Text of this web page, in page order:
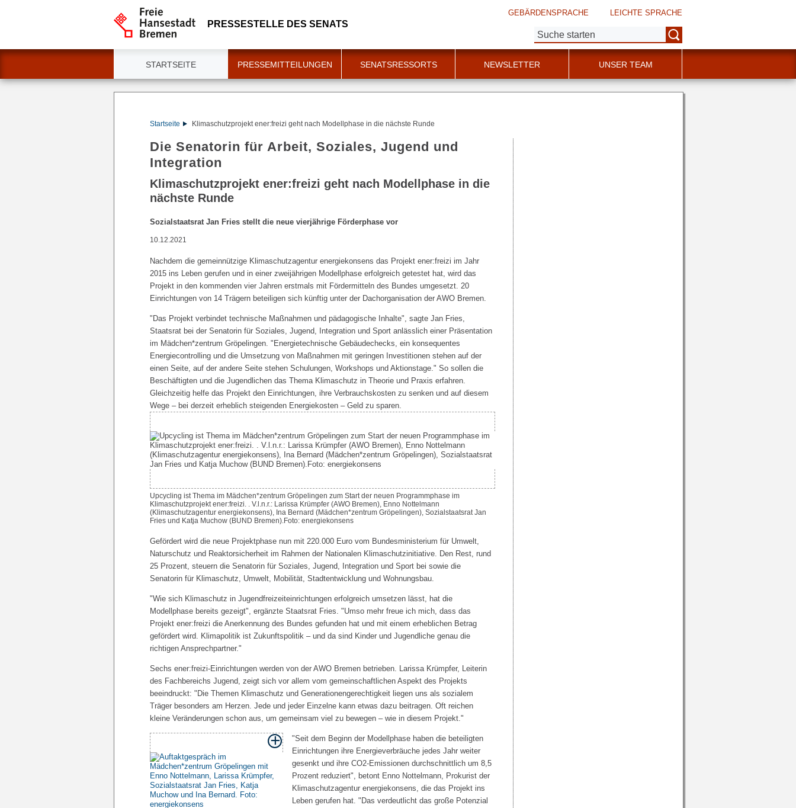
PRESSESTELLE DES SENATS
GEBÄRDENSPRACHE LEICHTE SPRACHE
Suche:
STARTSEITE PRESSEMITTEILUNGEN SENATSRESSORTS NEWSLETTER UNSER TEAM
Startseite Klimaschutzprojekt ener:freizi geht nach Modellphase in die nächste Runde
Die Senatorin für Arbeit, Soziales, Jugend und
Integration
Klimaschutzprojekt ener:freizi geht nach Modellphase in die
nächste Runde
Sozialstaatsrat Jan Fries stellt die neue vierjährige Förderphase vor
10.12.2021
Nachdem die gemeinnützige Klimaschutzagentur energiekonsens das Projekt ener:freizi im Jahr
2015 ins Leben gerufen und in einer zweijährigen Modellphase erfolgreich getestet hat, wird das
Projekt in den kommenden vier Jahren erstmals mit Fördermitteln des Bundes umgesetzt. 20
Einrichtungen von 14 Trägern beteiligen sich künftig unter der Dachorganisation der AWO Bremen.
"Das Projekt verbindet technische Maßnahmen und pädagogische Inhalte", sagte Jan Fries,
Staatsrat bei der Senatorin für Soziales, Jugend, Integration und Sport anlässlich einer Präsentation
im Mädchen*zentrum Gröpelingen. "Energietechnische Gebäudechecks, ein konsequentes
Energiecontrolling und die Umsetzung von Maßnahmen mit geringen Investitionen stehen auf der
einen Seite, auf der andere Seite stehen Schulungen, Workshops und Aktionstage." So sollen die
Beschäftigten und die Jugendlichen das Thema Klimaschutz in Theorie und Praxis erfahren.
Gleichzeitig helfe das Projekt den Einrichtungen, ihre Verbrauchskosten zu senken und auf diesem
Wege – bei derzeit erheblich steigenden Energiekosten – Geld zu sparen.
Upcycling ist Thema im Mädchen*zentrum Gröpelingen zum Start der neuen Programmphase im
Klimaschutzprojekt ener:freizi. . V.l.n.r.: Larissa Krümpfer (AWO Bremen), Enno Nottelmann
(Klimaschutzagentur energiekonsens), Ina Bernard (Mädchen*zentrum Gröpelingen), Sozialstaatsrat Jan
Fries und Katja Muchow (BUND Bremen).Foto: energiekonsens
Gefördert wird die neue Projektphase nun mit 220.000 Euro vom Bundesministerium für Umwelt,
Naturschutz und Reaktorsicherheit im Rahmen der Nationalen Klimaschutzinitiative. Den Rest, rund
25 Prozent, steuern die Senatorin für Soziales, Jugend, Integration und Sport bei sowie die
Senatorin für Klimaschutz, Umwelt, Mobilität, Stadtentwicklung und Wohnungsbau.
"Wie sich Klimaschutz in Jugendfreizeiteinrichtungen erfolgreich umsetzen lässt, hat die
Modellphase bereits gezeigt", ergänzte Staatsrat Fries. "Umso mehr freue ich mich, dass das
Projekt ener:freizi die Anerkennung des Bundes gefunden hat und mit einem erheblichen Betrag
gefördert wird. Klimapolitik ist Zukunftspolitik – und da sind Kinder und Jugendliche genau die
richtigen Ansprechpartner."
Sechs ener:freizi-Einrichtungen werden von der AWO Bremen betrieben. Larissa Krümpfer, Leiterin
des Fachbereichs Jugend, zeigt sich vor allem vom gemeinschaftlichen Aspekt des Projekts
beeindruckt: "Die Themen Klimaschutz und Generationengerechtigkeit liegen uns als sozialem
Träger besonders am Herzen. Jede und jeder Einzelne kann etwas dazu beitragen. Oft reichen
kleine Veränderungen schon aus, um gemeinsam viel zu bewegen – wie in diesem Projekt."
"Seit dem Beginn der Modellphase haben die beteiligten
Einrichtungen ihre Energieverbräuche jedes Jahr weiter
gesenkt und ihre CO2-Emissionen durchschnittlich um 8,5
Prozent reduziert", betont Enno Nottelmann, Prokurist der
Klimaschutzagentur energiekonsens, die das Projekt ins
Leben gerufen hat. "Das verdeutlicht das große Potenzial